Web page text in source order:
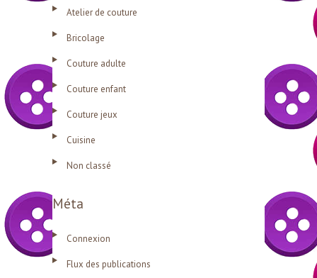
Atelier de couture
Bricolage
Couture adulte
Couture enfant
Couture jeux
Cuisine
Non classé
Méta
Connexion
Flux des publications